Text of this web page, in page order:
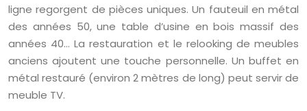
ligne regorgent de pièces uniques. Un fauteuil en métal
des années 50, une table d’usine en bois massif des
années 40… La restauration et le relooking de meubles
anciens ajoutent une touche personnelle. Un buffet en
métal restauré (environ 2 mètres de long) peut servir de
meuble TV.